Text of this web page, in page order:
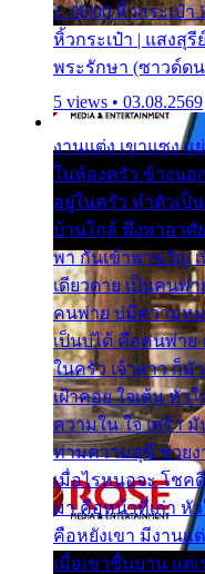
1. 00:00 หิ้วกระเป๋า
หิ้วกระเป๋า | แสงสุรี
พระรักษา (ซาวด์ด
5 views • 03.08.2569
งานแต่ง เขาแซง
ในห้องครัว ข้างนอ
อยู่ในครัว ทำตัวเป็
บ้านใกล้ พึ่งพาอาศั
พา กันเข้าพาขวัญ เ
เดียวดาย เป็นคนพ่
คนพ่าย บ่มีความหม
เป็นบ่ได้ คือคนพ่าย
ในครัว เจ้าสาว ก็มั
เฝ้าคอย ใจเต้น หัว
ความใน ใจ เศร้า
ท่ามความสุขี ช่วยง
เมื่อไรหนอจะ โชค
มา คือหน้าที่เก่า หั
คือหยังเขา มีงานแ
เมื่อเขาชื่นบาน แต่